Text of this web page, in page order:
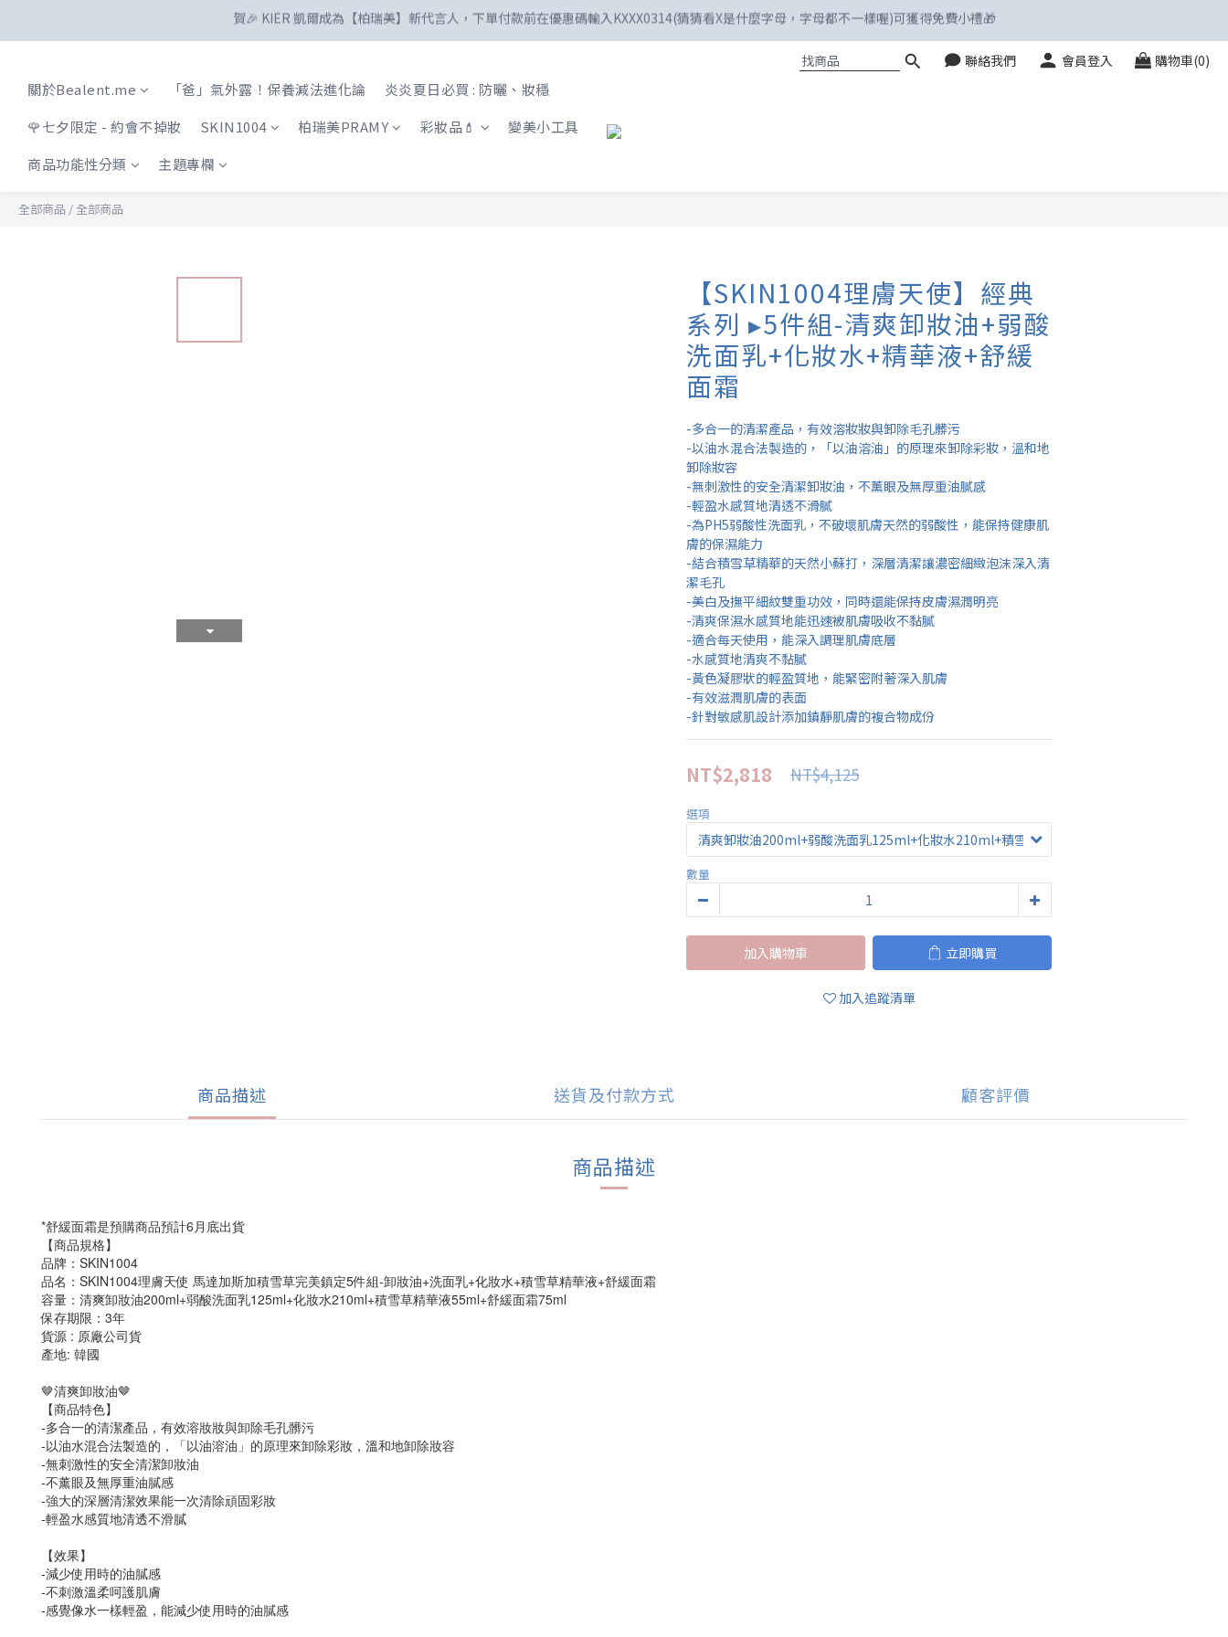
☀️「爸」氣外露！SKIN1004最高77折
新註冊會員享100購物金😍
聯絡我們 會員登入 購物車(0)
關於Bealent.me 「爸」氣外露！保養減法進化論
炎炎夏日必買 : 防曬、妝穩
🌹七夕限定 - 約會不掉妝
SKIN1004 柏瑞美PRAMY 彩妝品💄
變美小工具
商品功能性分類
主題專欄
全部商品 / 全部商品
【SKIN1004理膚天使】經典
系列 ▸5件組-清爽卸妝油+弱酸
洗面乳+化妝水+精華液+舒緩
面霜
-多合一的清潔產品，有效溶妝妝與卸除毛孔髒污
-以油水混合法製造的，「以油溶油」的原理來卸除彩妝，溫和地
卸除妝容
-無刺激性的安全清潔卸妝油，不薰眼及無厚重油膩感
-輕盈水感質地清透不滑膩
-為PH5弱酸性洗面乳，不破壞肌膚天然的弱酸性，能保持健康肌
膚的保濕能力
-結合積雪草精華的天然小蘇打，深層清潔讓濃密細緻泡沫深入清
潔毛孔
-美白及撫平細紋雙重功效，同時還能保持皮膚濕潤明亮
-清爽保濕水感質地能迅速被肌膚吸收不黏膩
-適合每天使用，能深入調理肌膚底層
-水感質地清爽不黏膩
-黃色凝膠狀的輕盈質地，能緊密附著深入肌膚
-有效滋潤肌膚的表面
-針對敏感肌設計添加鎮靜肌膚的複合物成份
NT$2,818 NT$4,125
選項
數量
加入購物車 立即購買
加入追蹤清單
商品描述 送貨及付款方式 顧客評價
商品描述
*舒緩面霜是預購商品預計6月底出貨
【商品規格】
品牌：SKIN1004
品名：SKIN1004理膚天使 馬達加斯加積雪草完美鎮定5件組-卸妝油+洗面乳+化妝水+積雪草精華液+舒緩面霜
容量：清爽卸妝油200ml+弱酸洗面乳125ml+化妝水210ml+積雪草精華液55ml+舒緩面霜75ml
保存期限：3年
貨源 : 原廠公司貨
產地: 韓國
🤎清爽卸妝油🤎
【商品特色】
-多合一的清潔產品，有效溶妝妝與卸除毛孔髒污
-以油水混合法製造的，「以油溶油」的原理來卸除彩妝，溫和地卸除妝容
-無刺激性的安全清潔卸妝油
-不薰眼及無厚重油膩感
-強大的深層清潔效果能一次清除頑固彩妝
-輕盈水感質地清透不滑膩
【效果】
-減少使用時的油膩感
-不刺激溫柔呵護肌膚
-感覺像水一樣輕盈，能減少使用時的油膩感